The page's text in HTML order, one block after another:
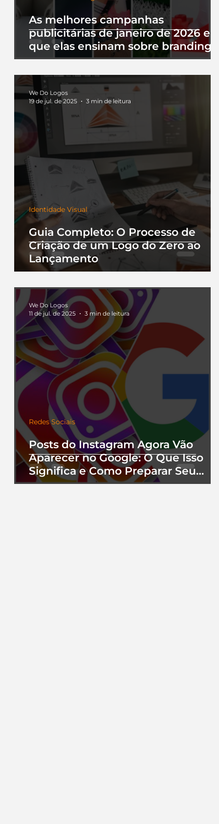
As melhores campanhas
publicitárias de janeiro de 2026 e
que elas ensinam sobre branding
Guia Completo: O Processo de
Criação de um Logo do Zero ao
Lançamento
Identidade Visual
We Do Logos
19 de jul. de 2025
3 min de leitura
Posts do Instagram Agora Vão
Aparecer no Google: O Que Isso
Significa e Como Preparar Seu
Perfil
Redes Sociais
We Do Logos
11 de jul. de 2025
3 min de leitura